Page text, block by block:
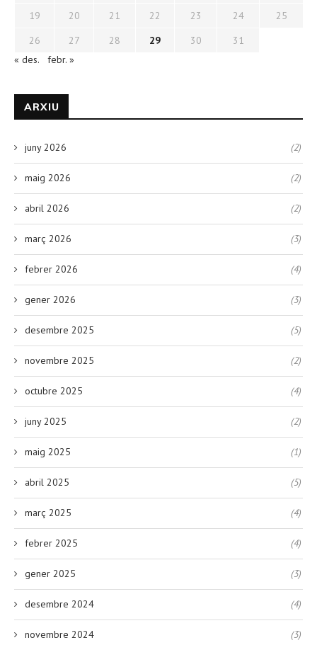
19
20 21 22 23 24
25
26
27 28 29 30
31
« des.
febr. »
ARXIU
juny 2026 (2)
maig 2026 (2)
abril 2026 (2)
març 2026 (3)
febrer 2026 (4)
gener 2026 (3)
desembre 2025 (5)
novembre 2025 (2)
octubre 2025 (4)
juny 2025 (2)
maig 2025 (1)
abril 2025 (5)
març 2025 (4)
febrer 2025 (4)
gener 2025 (3)
desembre 2024 (4)
novembre 2024 (3)